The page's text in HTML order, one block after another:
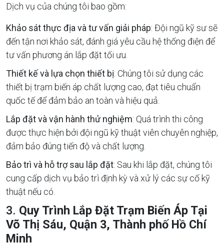
Dịch vụ của chúng tôi bao gồm:
Khảo sát thực địa và tư vấn giải pháp: Đội ngũ kỹ sư sẽ
đến tận nơi khảo sát, đánh giá yêu cầu hệ thống điện để
tư vấn phương án lắp đặt tối ưu.
Thiết kế và lựa chọn thiết bị: Chúng tôi sử dụng các
thiết bị trạm biến áp chất lượng cao, đạt tiêu chuẩn
quốc tế để đảm bảo an toàn và hiệu quả.
Lắp đặt và vận hành thử nghiệm: Quá trình thi công
được thực hiện bởi đội ngũ kỹ thuật viên chuyên nghiệp,
đảm bảo đúng tiến độ và chất lượng.
Bảo trì và hỗ trợ sau lắp đặt: Sau khi lắp đặt, chúng tôi
cung cấp dịch vụ bảo trì định kỳ và xử lý các sự cố kỹ
thuật nếu có.
3. Quy Trình Lắp Đặt Trạm Biến Áp Tại
Võ Thị Sáu, Quận 3, Thành phố Hồ Chí
Minh